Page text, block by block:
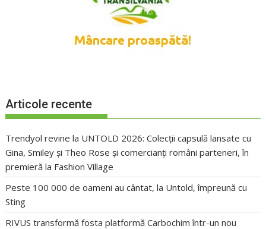
Articole recente
Trendyol revine la UNTOLD 2026: Colecții capsulă lansate cu
Gina, Smiley și Theo Rose și comercianți români parteneri, în
premieră la Fashion Village
Peste 100 000 de oameni au cântat, la Untold, împreună cu
Sting
RIVUS transformă fosta platformă Carbochim într-un nou